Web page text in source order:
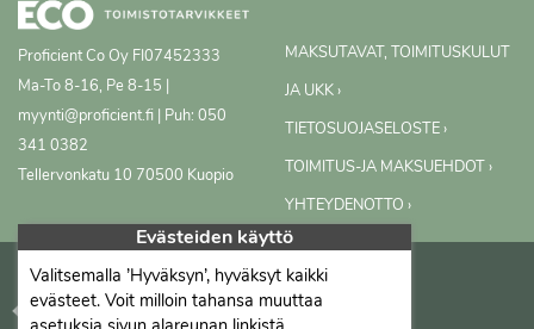
Proficient Co Oy FI07452333
Ma-To 8-16, Pe 8-15 |
myynti@proficient.fi | Puh: 050
341 0382
Tellervonkatu 10 70500 Kuopio
MAKSUTAVAT, TOIMITUSKULUT
JA UKK ›
TIETOSUOJASELOSTE ›
TOIMITUS-JA MAKSUEHDOT ›
YHTEYDENOTTO ›
Evästeiden käyttö
Valitsemalla ’Hyväksyn’, hyväksyt kaikki
evästeet. Voit milloin tahansa muuttaa